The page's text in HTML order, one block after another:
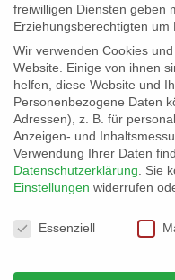
+4940 46 777
freiwilligen Diensten geben
Erziehungsberechtigten um
Wir verwenden Cookies
Website. Einige von ihnen
helfen, diese Website und
Personenbezogene Daten
Adressen), z. B. für
Anzeigen- und
Verwendung Ihrer Daten
Datenschutzerklärung
Sie
Einstellungen widerrufen
Datenschutzeinstellungen
Essenziell